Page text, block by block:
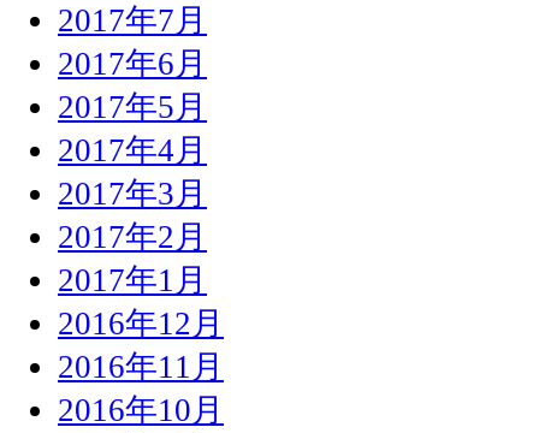
2017年7月
2017年6月
2017年5月
2017年4月
2017年3月
2017年2月
2017年1月
2016年12月
2016年11月
2016年10月